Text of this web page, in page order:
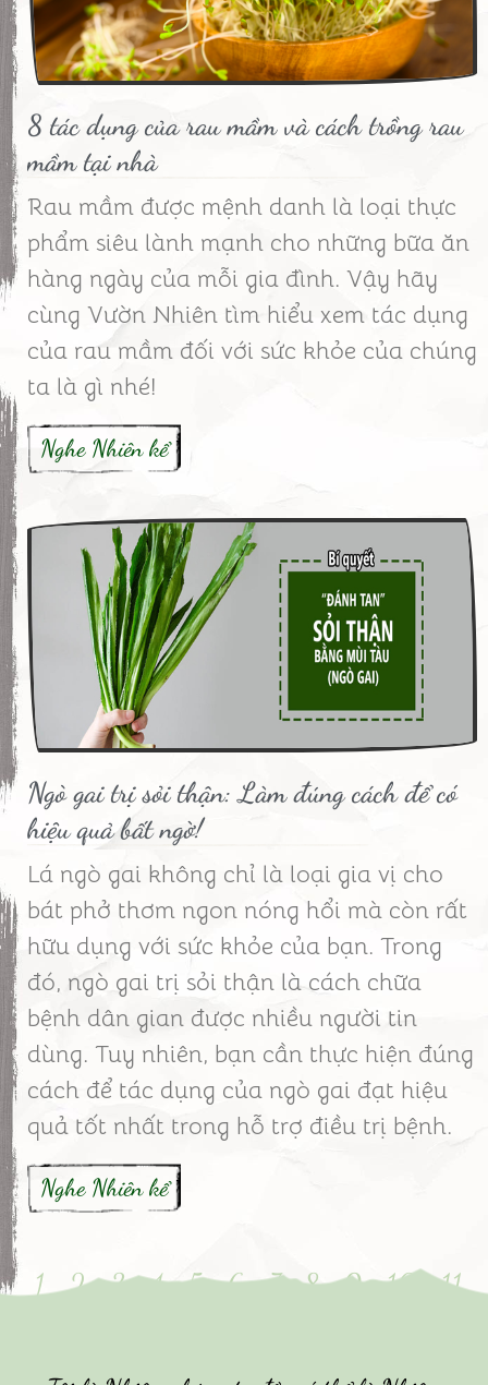
8 tác dụng của rau mầm và cách trồng rau
mầm tại nhà
Rau mầm được mệnh danh là loại thực
phẩm siêu lành mạnh cho những bữa ăn
hàng ngày của mỗi gia đình. Vậy hãy
cùng Vườn Nhiên tìm hiểu xem tác dụng
của rau mầm đối với sức khỏe của chúng
ta là gì nhé!
Nghe Nhiên kể
Ngò gai trị sỏi thận: Làm đúng cách để có
hiệu quả bất ngờ!
Lá ngò gai không chỉ là loại gia vị cho
bát phở thơm ngon nóng hổi mà còn rất
hữu dụng với sức khỏe của bạn. Trong
đó, ngò gai trị sỏi thận là cách chữa
bệnh dân gian được nhiều người tin
dùng. Tuy nhiên, bạn cần thực hiện đúng
cách để tác dụng của ngò gai đạt hiệu
quả tốt nhất trong hỗ trợ điều trị bệnh.
Nghe Nhiên kể
1 2 3 4 5 6 7 8 9 10
11